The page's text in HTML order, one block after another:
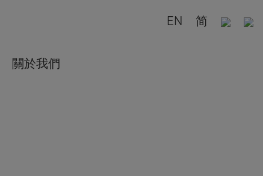
EN 简
關於我們